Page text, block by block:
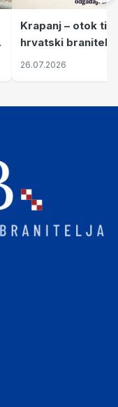
Krapanj – otok
hrvatski branitelji
pronalaze mir
26.07.2026